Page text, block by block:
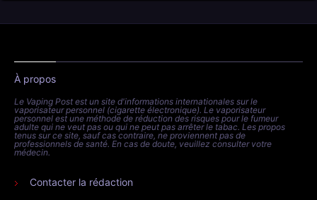
À propos
Le Vaping Post est un site d'informations internationales sur le
vaporisateur personnel (cigarette électronique). Le vaporisateur
personnel est une méthode de réduction des risques pour le fumeur
adulte qui ne veut pas ou qui ne peut pas arrêter le tabac. Les propos
tenus sur ce site, sauf cas contraire, ne proviennent pas de
professionnels de santé. En cas de doute, veuillez consulter votre
médecin.
Contacter la rédaction